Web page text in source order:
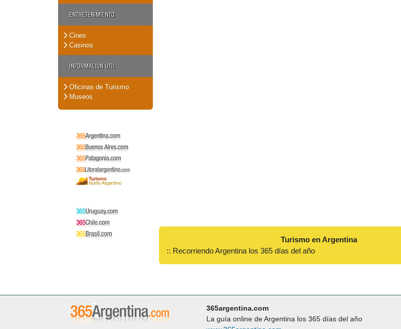
ENTRETENIMIENTO
Cines
Casinos
INFORMACIÓN ÚTIL
Oficinas de Turismo
Museos
Turismo en Argentina
:: Recorriendo Argentina los 365 días del año
365argentina.com
La guía online de Argentina los 365 días del año